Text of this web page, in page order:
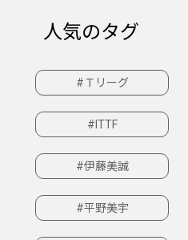
人気のタグ
#Ｔリーグ
#ITTF
#伊藤美誠
#平野美宇